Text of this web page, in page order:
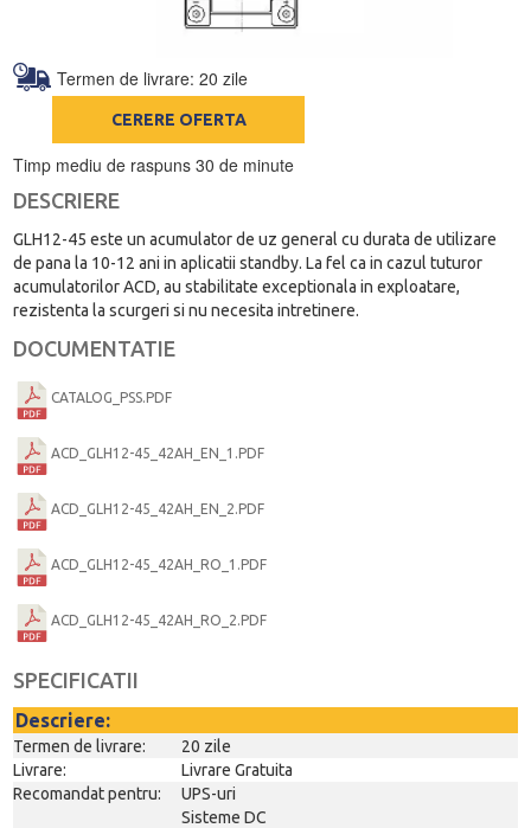
Termen de livrare: 20 zile
CERERE OFERTA
Timp mediu de raspuns 30 de minute
DESCRIERE
GLH12-45 este un acumulator de uz general cu durata de utilizare
de pana la 10-12 ani in aplicatii standby. La fel ca in cazul tuturor
acumulatorilor ACD, au stabilitate exceptionala in exploatare,
rezistenta la scurgeri si nu necesita intretinere.
DOCUMENTATIE
CATALOG_PSS.PDF
ACD_GLH12-45_42AH_EN_1.PDF
ACD_GLH12-45_42AH_EN_2.PDF
ACD_GLH12-45_42AH_RO_1.PDF
ACD_GLH12-45_42AH_RO_2.PDF
SPECIFICATII
Descriere:
Termen de livrare:
20 zile
Livrare:
Livrare Gratuita
Recomandat pentru:
UPS-uri
Sisteme DC